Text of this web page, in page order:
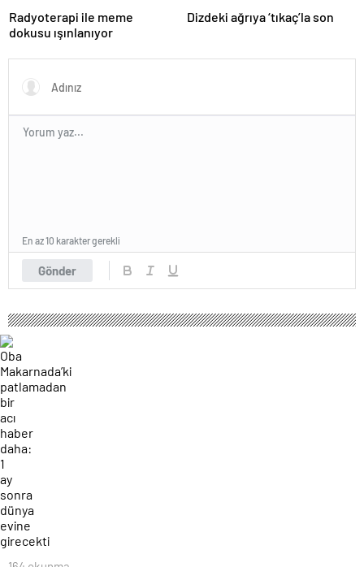
Radyoterapi ile meme
dokusu ışınlanıyor
Dizdeki ağrıya ‘tıkaç’la son
Gönder
En az 10 karakter gerekli